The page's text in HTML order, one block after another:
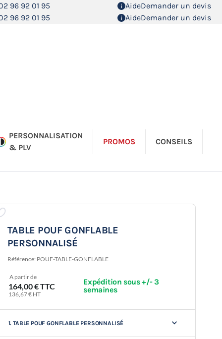
96 92 01 95 AideDemander un devis
96 92 01 95 AideDemander un devis
PERSONNALISATION
& PLV
PROMOS CONSEILS
TABLE POUF GONFLABLE
PERSONNALISÉ
Référence: POUF-TABLE-GONFLABLE
A partir de
164,00 € TTC
136,67 € HT
Expédition sous +/- 3
semaines
1. TABLE POUF GONFLABLE PERSONNALISÉ keyboard_arrow_down